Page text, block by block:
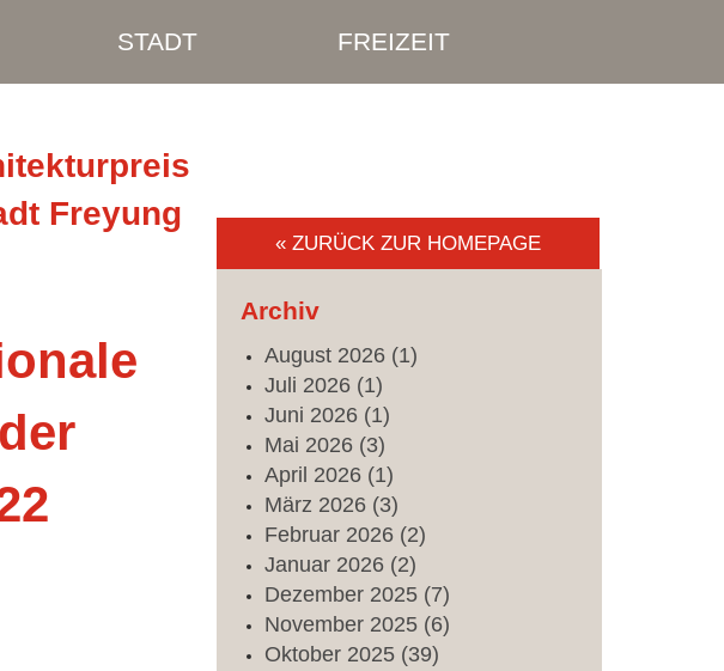
STADT FREIZEIT
Freyung
« ZURÜCK ZUR HOMEPAGE
Archiv
August 2026 (1)
Juli 2026 (1)
Juni 2026 (1)
Mai 2026 (3)
April 2026 (1)
März 2026 (3)
Februar 2026 (2)
Januar 2026 (2)
Dezember 2025 (7)
November 2025 (6)
Oktober 2025 (39)